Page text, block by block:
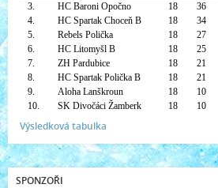
3.
HC Baroni Opočno 18
36
4.
HC Spartak Choceň B 18
34
5.
Rebels Polička 18
27
6.
HC Litomyšl B 18
25
7.
ZH Pardubice 18
21
8.
HC Spartak Polička B 18
21
9.
Aloha Lanškroun 18
10
10.
SK Divočáci Žamberk 18 10
Výsledková tabulka
SPONZOŘI